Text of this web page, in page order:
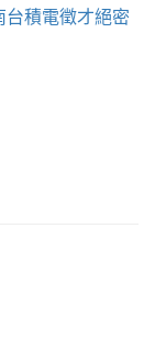
積電徵才絕密